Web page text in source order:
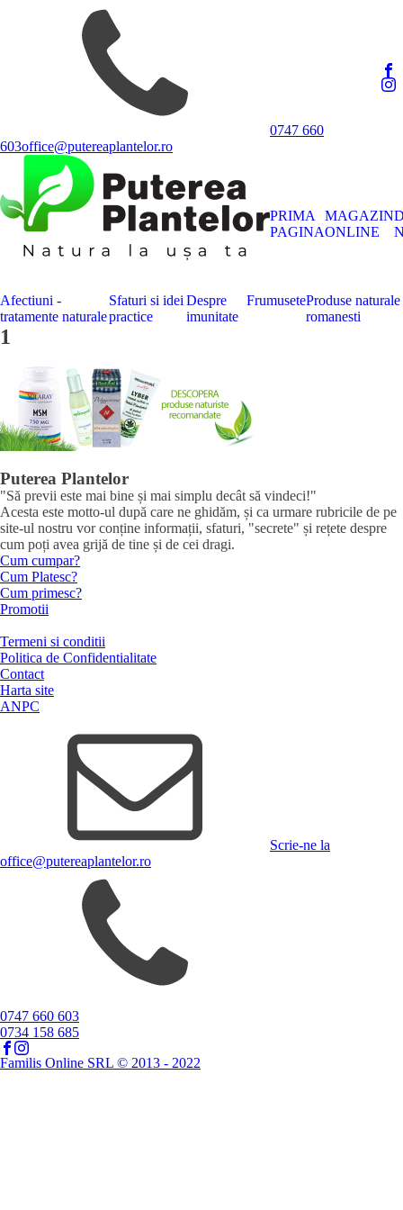
0747 660
603office@putereaplantelor.ro
PRIMA
PAGINA
MAGAZIN
ONLINE
Afectiuni -
tratamente naturale
Sfaturi si idei
practice
Despre
imunitate
FrumuseteProduse naturale
romanesti
1
Puterea Plantelor
"Să previi este mai bine și mai simplu decât să vindeci!"
Acesta este motto-ul după care ne ghidăm, și ca urmare rubricile de pe
site-ul nostru vor conține informații, sfaturi, "secrete" și rețete despre
cum poți avea grijă de tine și de cei dragi.
Cum cumpar?
Cum Platesc?
Cum primesc?
Promotii
Termeni si conditii
Politica de Confidentialitate
Contact
Harta site
ANPC
Scrie-ne la
office@putereaplantelor.ro
0747 660 603
0734 158 685
Familis Online SRL © 2013 - 2022